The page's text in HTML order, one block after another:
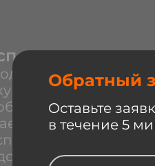
Обратный
Оставьте
в течение 5
перед
риск